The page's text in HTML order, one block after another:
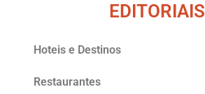
EDITORIAIS
Hoteis e Destinos
Restaurantes